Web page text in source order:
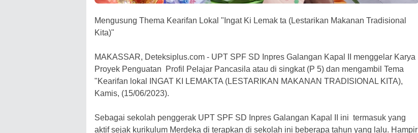
Mengusung Thema Kearifan Lokal "Ingat Ki Lemak ta (Lestarikan Makanan Tradisional
Kita)"
MAKASSAR, Deteksiplus.com - UPT SPF SD Inpres Galangan Kapal II menggelar Karya
Proyek Penguatan Profil Pelajar Pancasila atau di singkat (P 5) dan mengambil Tema
"Kearifan lokal INGAT KI LEMAKTA (LESTARIKAN MAKANAN TRADISIONAL KITA),
Kamis, (15/06/2023).
Sebagai sekolah penggerak UPT SPF SD Inpres Galangan Kapal II ini termasuk yang
aktif sejak kurikulum Merdeka di terapkan di sekolah ini beberapa tahun yang lalu. Hampir